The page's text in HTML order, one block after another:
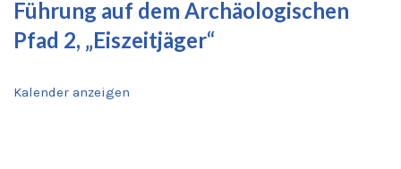
Führung auf dem Archäologischen
Pfad 2, „Eiszeitjäger“
Kalender anzeigen